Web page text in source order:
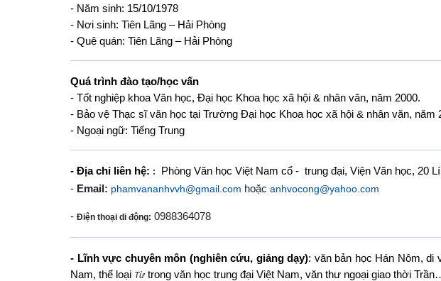
- Năm sinh: 15/10/1978
- Nơi sinh: Tiên Lãng – Hải Phòng
- Quê quán: Tiên Lãng – Hải Phòng
Quá trình đào tạo/học vấn
- Tốt nghiệp khoa Văn học, Đại học Khoa học xã hội & nhân văn, năm 2000.
- Bảo vệ Thạc sĩ văn học tại Trường Đại học Khoa học xã hội & nhân văn, năm
- Ngoại ngữ: Tiếng Trung
- Địa chỉ liên hệ: :
Phòng Văn học Việt Nam cổ - trung đại, Viện Văn học, 20
- Email: phamvananhvvh@gmail.com hoặc anhvocong@yahoo.com
- Điện thoại di động: 0988364078
- Lĩnh vực chuyên môn (nghiên cứu, giảng dạy): văn bản học Hán Nôm, di
Nam, thể loại Từtrong văn học trung đại Việt Nam, văn thư ngoại giao thời